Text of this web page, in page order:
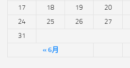
« 6月
17
18 19 20
24
25 26 27
31